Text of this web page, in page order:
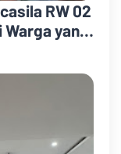
RW 02
yang